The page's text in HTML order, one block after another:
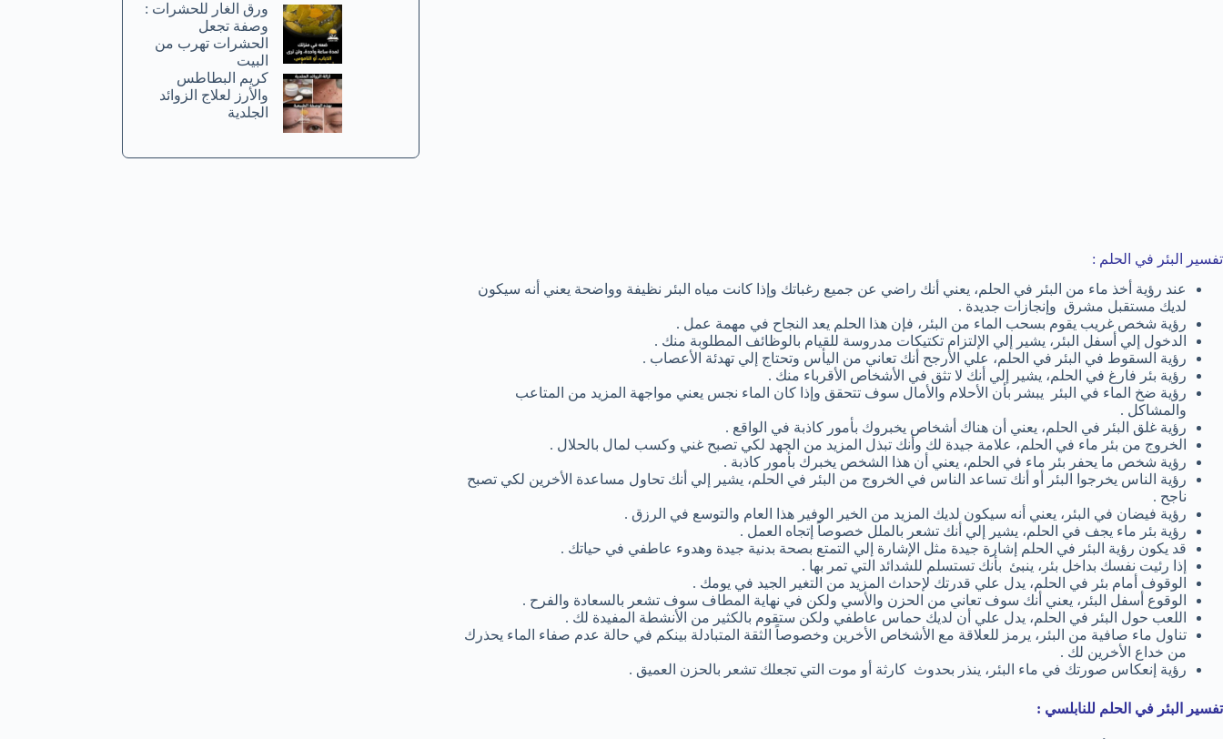
تفسير البئر في الحلم :
عند رؤية أخذ ماء من البئر في الحلم، يعني أنك راضي عن جميع رغباتك وإذا كانت مياه البئر نظيفة وواضحة يعني أنه سيكون
لديك مستقبل مشرق وإنجازات جديدة .
رؤية شخص غريب يقوم بسحب الماء من البئر، فإن هذا الحلم يعد النجاح في مهمة عمل .
الدخول إلي أسفل البئر، يشير إلي الإلتزام تكتيكات مدروسة للقيام بالوظائف المطلوبة منك .
رؤية السقوط في البئر في الحلم، علي الأرجح أنك تعاني من اليأس وتحتاج إلي تهدئة الأعصاب .
رؤية بئر فارغ في الحلم، يشير إلي أنك لا تثق في الأشخاص الأقرباء منك .
رؤية ضخ الماء في البئر يبشر بأن الأحلام والأمال سوف تتحقق وإذا كان الماء نجس يعني مواجهة المزيد من المتاعب
والمشاكل .
رؤية غلق البئر في الحلم، يعني أن هناك أشخاص يخبروك بأمور كاذبة في الواقع .
الخروج من بئر ماء في الحلم، علامة جيدة لك وأنك تبذل المزيد من الجهد لكي تصبح غني وكسب لمال بالحلال .
رؤية شخص ما يحفر بئر ماء في الحلم، يعني أن هذا الشخص يخبرك بأمور كاذبة .
رؤية الناس يخرجوا البئر أو أنك تساعد الناس في الخروج من البئر في الحلم، يشير إلي أنك تحاول مساعدة الأخرين لكي تصبح
ناجح .
رؤية فيضان في البئر، يعني أنه سيكون لديك المزيد من الخير الوفير هذا العام والتوسع في الرزق .
رؤية بئر ماء يجف في الحلم، يشير إلي أنك تشعر بالملل خصوصاً إتجاه العمل .
قد يكون رؤية البئر في الحلم إشارة جيدة مثل الإشارة إلي التمتع بصحة بدنية جيدة وهدوء عاطفي في حياتك .
إذا رئيت نفسك بداخل بئر، ينبئ بأنك تستسلم للشدائد التي تمر بها .
الوقوف أمام بئر في الحلم، يدل علي قدرتك لإحداث المزيد من التغير الجيد في يومك .
الوقوع أسفل البئر، يعني أنك سوف تعاني من الحزن والأسي ولكن في نهاية المطاف سوف تشعر بالسعادة والفرح .
اللعب حول البئر في الحلم، يدل علي أن لديك حماس عاطفي ولكن ستقوم بالكثير من الأنشطة المفيدة لك .
تناول ماء صافية من البئر، يرمز للعلاقة مع الأشخاص الأخرين وخصوصاً الثقة المتبادلة بينكم في حالة عدم صفاء الماء يحذرك
من خداع الأخرين لك .
رؤية إنعكاس صورتك في ماء البئر، ينذر بحدوث كارثة أو موت التي تجعلك تشعر بالحزن العميق .
تفسير البئر في الحلم للنابلسي :
ورق الغار للحشرات :
وصفة تجعل
الحشرات تهرب من
البيت
كريم البطاطس
والأرز لعلاج الزوائد
الجلدية